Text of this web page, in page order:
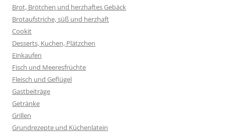
Brot, Brötchen und herzhaftes Gebäck
Brotaufstriche, süß und herzhaft
Cookit
Desserts, Kuchen, Plätzchen
Einkaufen
Fisch und Meeresfrüchte
Fleisch und Geflügel
Gastbeiträge
Getränke
Grillen
Grundrezepte und Küchenlatein